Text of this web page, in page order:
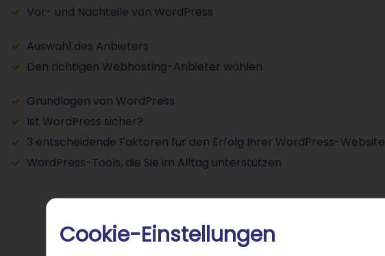
Cookie-Einstellungen
Vor- und Nachteile von WordPress
Auswahl des Anbieters
Den richtigen Webhosting-Anbieter wählen
Grundlagen von WordPress
Ist WordPress sicher?
3 entscheidende Faktoren für den Erfolg Ihrer WordPress-Website
WordPress-Tools, die Sie im Alltag unterstützen